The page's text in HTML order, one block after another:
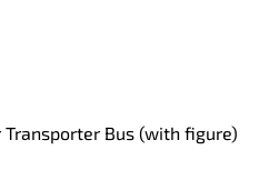
Transporter Bus (with figure)